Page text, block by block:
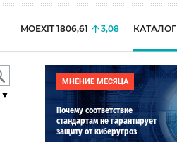
MOEXIT 1806,61 3,08 КАТАЛОГ
МНЕНИЕ МЕСЯЦА
Почему соответствие
стандартам не гарантирует
защиту от киберугроз